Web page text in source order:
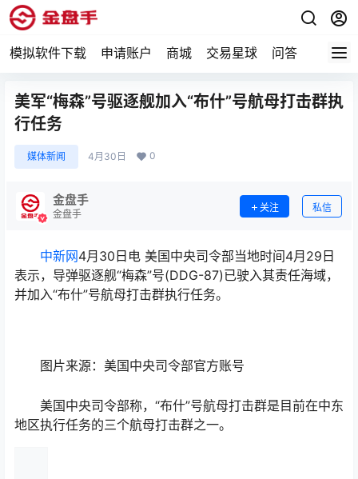
模拟软件下载 申请账户 商城 交易星球 问答 专题
美军“梅森”号驱逐舰加入“布什”号航母打击群执
行任务
媒体新闻 4月30日 0
金盘手
金盘手
关注 私信
中新网4月30日电 美国中央司令部当地时间4月29日
表示，导弹驱逐舰“梅森”号(DDG-87)已驶入其责任海域，
并加入“布什”号航母打击群执行任务。
图片来源：美国中央司令部官方账号
美国中央司令部称，“布什”号航母打击群是目前在中东
地区执行任务的三个航母打击群之一。